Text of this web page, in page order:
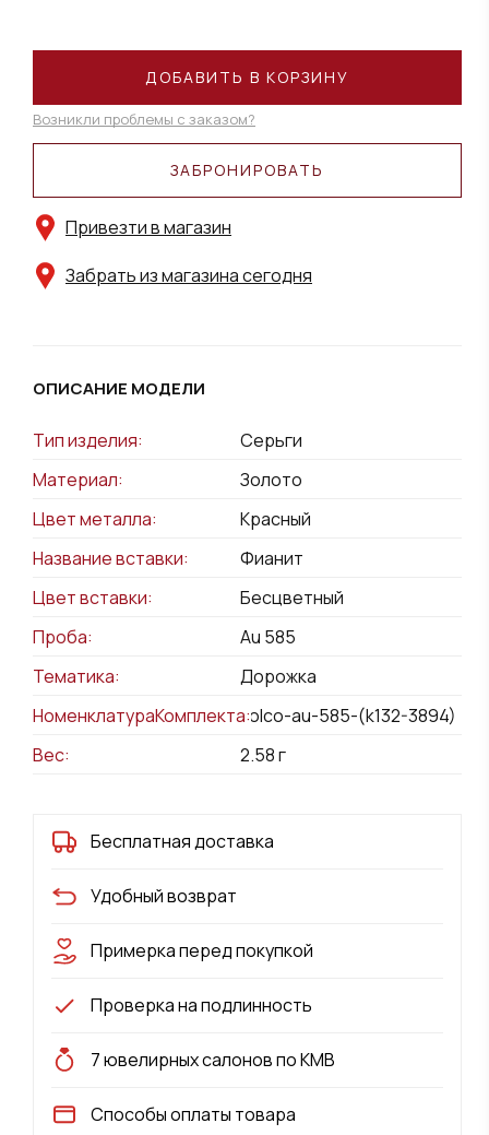
ЗАБРОНИРОВАТЬ
Привезти в магазин
Забрать из магазина сегодня
ДОБАВИТЬ В КОРЗИНУ
Возникли проблемы с заказом?
ОПИСАНИЕ МОДЕЛИ
Тип изделия:
Серьги
Материал:
Золото
Цвет металла:
Красный
Название вставки:
Фианит
Цвет вставки:
Бесцветный
Проба:
Au 585
Тематика:
Дорожка
НоменклатураКомплекта:kolco-au-585-(k132-3894)
Вес:
2.58г
Бесплатная доставка
Удобный возврат
Примерка перед покупкой
Проверка на подлинность
7 ювелирных салонов по КМВ
Способы оплаты товара